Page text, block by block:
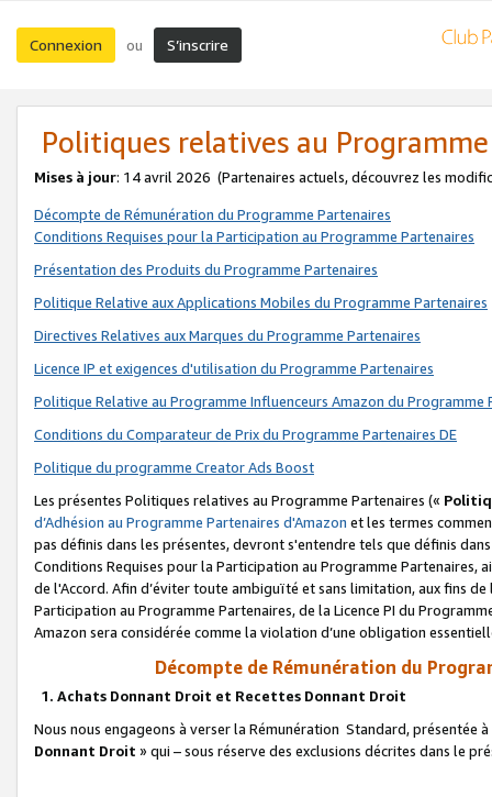
Connexion ou S’inscrire
Politiques relatives au
Mises à jour: 14 avril 2026 (Partenaires actuels, découvrez les
Décompte de Rémunération du Programme Partenaires
Conditions Requises pour la Participation au Programme Partenaires
Présentation des Produits du Programme Partenaires
Politique Relative aux Applications Mobiles du Programme Partenaires
Directives Relatives aux Marques du Programme Partenaires
Licence IP et exigences d'utilisation du Programme Partenaires
Politique Relative au Programme Influenceurs Amazon du Programme
Conditions du Comparateur de Prix du Programme Partenaires DE
Politique du programme Creator Ads Boost
Les présentes Politiques relatives au Programme Partenaires («
d’Adhésion au Programme Partenaires d'Amazon et les termes
pas définis dans les présentes, devront s'entendre tels que définis
Conditions Requises pour la Participation au Programme Partenaires,
de l'Accord. Afin d’éviter toute ambiguïté et sans limitation, aux fins
Participation au Programme Partenaires, de la Licence PI du
Amazon sera considérée comme la violation d’une obligation
Décompte de Rémunération du
1. Achats Donnant Droit et Recettes Donnant Droit
Nous nous engageons à verser la Rémunération Standard, présentée
Donnant Droit » qui – sous réserve des exclusions décrites dans le